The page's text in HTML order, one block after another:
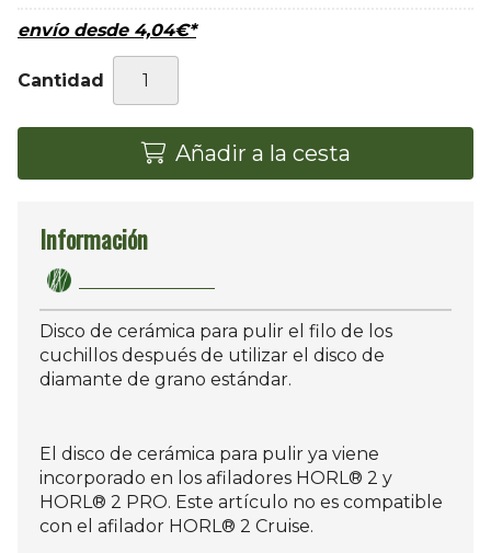
envío desde 4,04€*
Cantidad
Añadir a la cesta
Información
Disco de cerámica para pulir el filo de los
cuchillos después de utilizar el disco de
diamante de grano estándar.
El disco de cerámica para pulir ya viene
incorporado en los afiladores HORL® 2 y
HORL® 2 PRO. Este artículo no es compatible
con el afilador HORL® 2 Cruise.